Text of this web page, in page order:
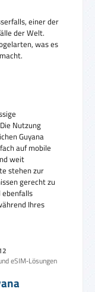
einer der
der Welt.
was es
Nutzung
Guyana
auf mobile
weit
stehen zur
gerecht zu
ebenfalls
Ihres
eSIM‑Lösungen